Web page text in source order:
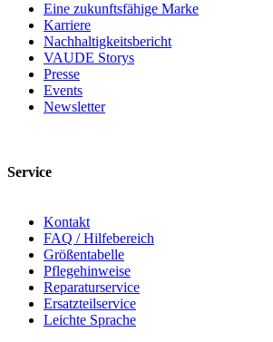
Eine zukunftsfähige Marke
Karriere
Nachhaltigkeitsbericht
VAUDE Storys
Presse
Events
Newsletter
Service
Kontakt
FAQ / Hilfebereich
Größentabelle
Pflegehinweise
Reparaturservice
Ersatzteilservice
Leichte Sprache